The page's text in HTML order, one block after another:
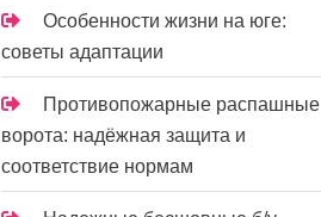
Особенности жизни на юге:
советы адаптации
Противопожарные распашные
ворота: надёжная защита и
соответствие нормам